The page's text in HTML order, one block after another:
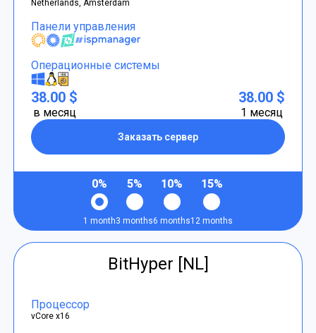
Netherlands, Amsterdam
Панели управления
Операционные системы
38.00 $
в месяц
Заказать сервер
38.00 $
1 месяц
0%
1 month
5%
3 months
10%
6 months
15%
12 months
BitHyper [NL]
Процессор
vCore x16